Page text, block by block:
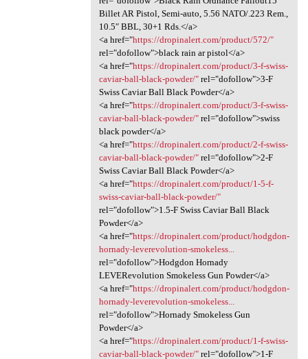
Billet AR Pistol, Semi-auto, 5.56 NATO/.223 Rem.,
10.5″ BBL, 30+1 Rds.</a>
<a href="https://dropinalert.com/product/572/"
rel="dofollow">black rain ar pistol</a>
<a href="https://dropinalert.com/product/3-f-swiss-
caviar-ball-black-powder/"rel="dofollow">3-F
Swiss Caviar Ball Black Powder</a>
<a href="https://dropinalert.com/product/3-f-swiss-
caviar-ball-black-powder/"rel="dofollow">swiss
black powder</a>
<a href="https://dropinalert.com/product/2-f-swiss-
caviar-ball-black-powder/"rel="dofollow">2-F
Swiss Caviar Ball Black Powder</a>
<a href="https://dropinalert.com/product/1-5-f-
swiss-caviar-ball-black-powder/"
rel="dofollow">1.5-F Swiss Caviar Ball Black
Powder</a>
<a href="https://dropinalert.com/product/hodgdon-
hornady-leverevolution-smokeless...
rel="dofollow">Hodgdon Hornady
LEVERevolution Smokeless Gun Powder</a>
<a href="https://dropinalert.com/product/hodgdon-
hornady-leverevolution-smokeless...
rel="dofollow">Hornady Smokeless Gun
Powder</a>
<a href="https://dropinalert.com/product/1-f-swiss-
caviar-ball-black-powder/"rel="dofollow">1-F